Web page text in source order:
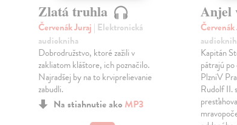
Zlatá truhla
Červenák Juraj | Elektronická
audiokniha
Dobrodružstvo, ktoré zažili v
zakliatom kláštore, ich poznačilo.
Najradšej by na to krviprelievanie
zabudli.
Na stiahnutie ako MP3
Anjel
Červenák
Kapitán
pátrajú
PlzniV
Rudolf II.